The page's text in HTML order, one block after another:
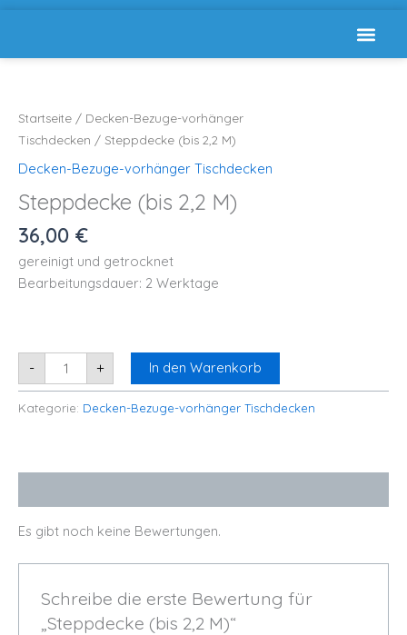
Startseite / Decken-Bezuge-vorhänger
Tischdecken / Steppdecke (bis 2,2 M)
Decken-Bezuge-vorhänger Tischdecken
Steppdecke (bis 2,2 M)
36,00 €
gereinigt und getrocknet
Bearbeitungsdauer: 2 Werktage
-
Steppdecke
Menge
+ In den Warenkorb
Kategorie: Decken-Bezuge-vorhänger Tischdecken
Es gibt noch keine Bewertungen.
Schreibe die erste Bewertung für
„Steppdecke (bis 2,2 M)“